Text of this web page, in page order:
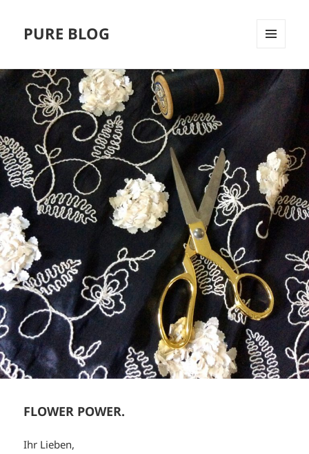
PURE BLOG
UND
WIDGETS
FLOWER POWER.
Ihr Lieben,